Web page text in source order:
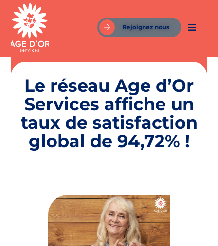
Rejoignez nous
Le réseau Age d’Or
Services affiche un
taux de satisfaction
global de 94,72% !